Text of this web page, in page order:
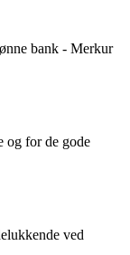
bank - Merkur
og for de gode
ved